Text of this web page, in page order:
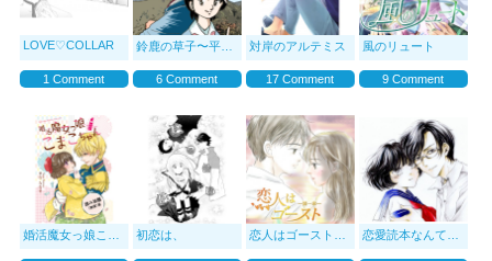
LOVE♡COLLAR
1 Comment
鈴鹿の草子〜平安浪漫お伽絵巻〜
6 Comment
対岸のアルテミス
17 Comment
風のリュート
9 Comment
婚活魔女っ娘こまこちゃん
初恋は、 恋人はゴーストー第一章ー恋愛読本なんていらな